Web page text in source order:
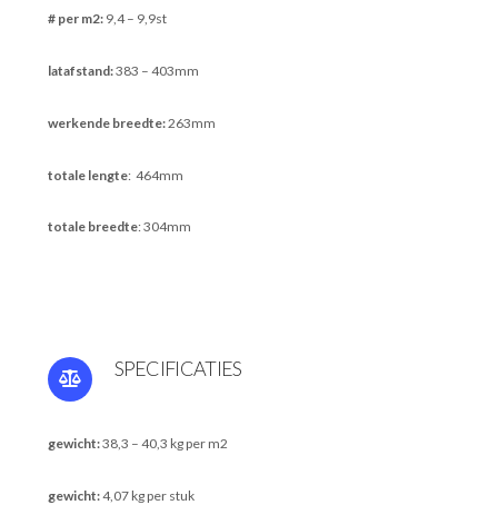
# per m2:9,4 – 9,9st
latafstand:383 – 403mm
werkende breedte:263mm
totale lengte: 464mm
totale breedte: 304mm
SPECIFICATIES
gewicht:38,3 – 40,3 kg per m2
gewicht:4,07 kg per stuk